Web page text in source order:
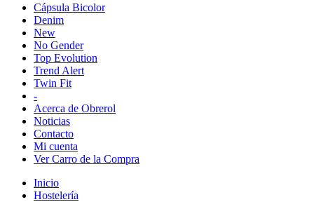
Cápsula Bicolor
Denim
New
No Gender
Top Evolution
Trend Alert
Twin Fit
-
Acerca de Obrerol
Noticias
Contacto
Mi cuenta
Ver Carro de la Compra
Inicio
Hostelería